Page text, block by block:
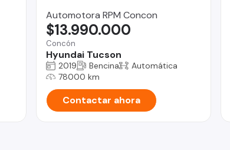
Automotora RPM Concon
Concón
Hyundai Tucson
$13.990.000
2019 Bencina
Automática
78000 km
Contactar ahora